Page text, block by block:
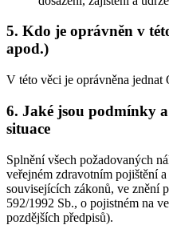
5. Kdo je oprávněn v
apod.)
V této věci je oprávněna jednat
6. Jaké jsou podmínky
situace
Splnění všech požadovaných
veřejném zdravotním pojištění
souvisejících zákonů, ve znění
592/1992 Sb., o pojistném na
pozdějších předpisů).